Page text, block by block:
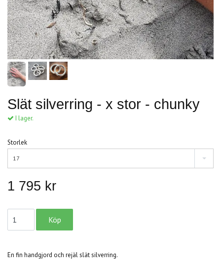
Slät silverring - x stor - chunky
I lager.
Storlek
17
1 795 kr
En fin handgjord och rejäl slät silverring.